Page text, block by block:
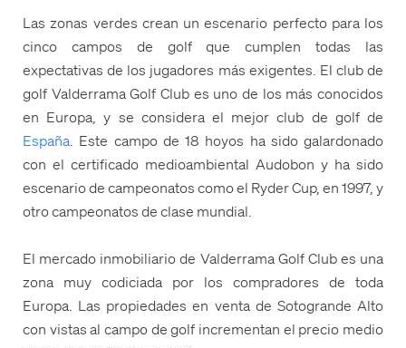
Las zonas verdes crean un escenario perfecto para los
cinco campos de golf que cumplen todas las
expectativas de los jugadores más exigentes. El club de
golf Valderrama Golf Club es uno de los más conocidos
en Europa, y se considera el mejor club de golf de
España . Este campo de 18 hoyos ha sido galardonado
con el certificado medioambiental Audobon y ha sido
escenario de campeonatos como el Ryder Cup, en 1997, y
otro campeonatos de clase mundial.
El mercado inmobiliario de Valderrama Golf Club es una
zona muy codiciada por los compradores de toda
Europa. Las propiedades en venta de Sotogrande Alto
con vistas al campo de golf incrementan el precio medio